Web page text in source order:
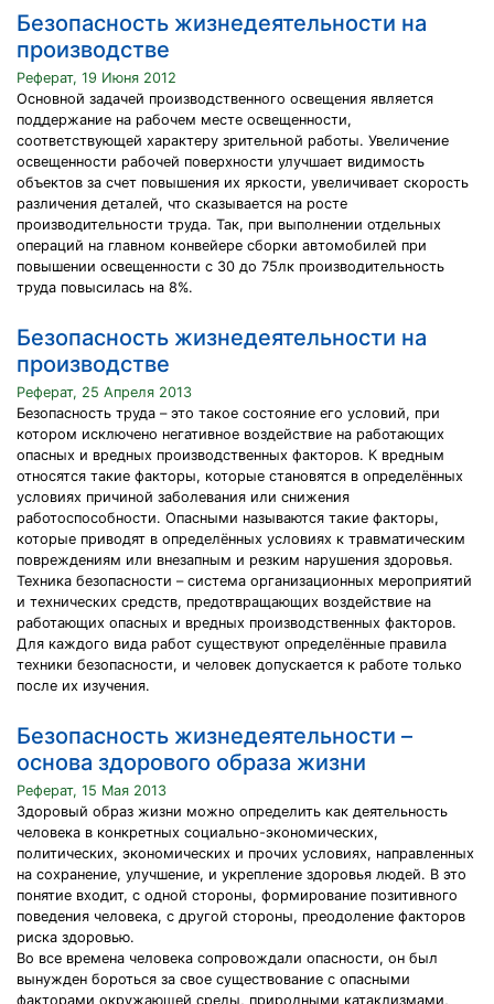
Безопасность жизнедеятельности на
производстве
Реферат, 19 Июня 2012
Основной задачей производственного освещения является
поддержание на рабочем месте освещенности,
соответствующей характеру зрительной работы. Увеличение
освещенности рабочей поверхности улучшает видимость
объектов за счет повышения их яркости, увеличивает скорость
различения деталей, что сказывается на росте
производительности труда. Так, при выполнении отдельных
операций на главном конвейере сборки автомобилей при
повышении освещенности с 30 до 75лк производительность
труда повысилась на 8%.
Безопасность жизнедеятельности на
производстве
Реферат, 25 Апреля 2013
Безопасность труда – это такое состояние его условий, при
котором исключено негативное воздействие на работающих
опасных и вредных производственных факторов. К вредным
относятся такие факторы, которые становятся в определённых
условиях причиной заболевания или снижения
работоспособности. Опасными называются такие факторы,
которые приводят в определённых условиях к травматическим
повреждениям или внезапным и резким нарушения здоровья.
Техника безопасности – система организационных мероприятий
и технических средств, предотвращающих воздействие на
работающих опасных и вредных производственных факторов.
Для каждого вида работ существуют определённые правила
техники безопасности, и человек допускается к работе только
после их изучения.
Безопасность жизнедеятельности –
основа здорового образа жизни
Реферат, 15 Мая 2013
Здоровый образ жизни можно определить как деятельность
человека в конкретных социально-экономических,
политических, экономических и прочих условиях, направленных
на сохранение, улучшение, и укрепление здоровья людей. В это
понятие входит, с одной стороны, формирование позитивного
поведения человека, с другой стороны, преодоление факторов
риска здоровью.
Во все времена человека сопровождали опасности, он был
вынужден бороться за свое существование с опасными
факторами окружающей среды, природными катаклизмами,